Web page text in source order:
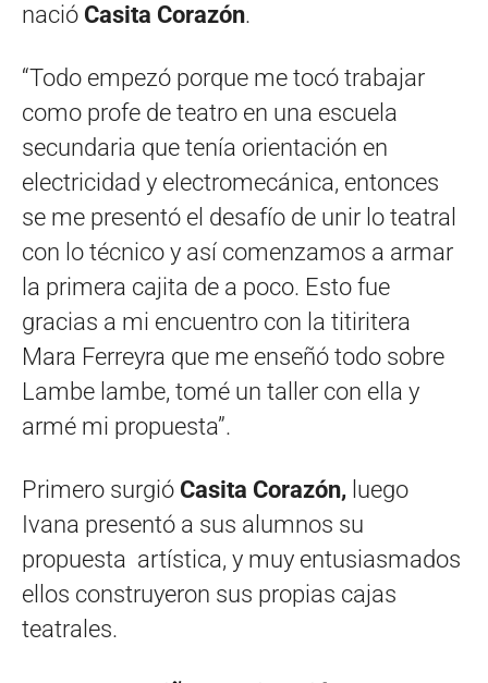
nació Casita Corazón.
“Todo empezó porque me tocó trabajar
como profe de teatro en una escuela
secundaria que tenía orientación en
electricidad y electromecánica, entonces
se me presentó el desafío de unir lo teatral
con lo técnico y así comenzamos a armar
la primera cajita de a poco. Esto fue
gracias a mi encuentro con la titiritera
Mara Ferreyra que me enseñó todo sobre
Lambe lambe, tomé un taller con ella y
armé mi propuesta”.
Primero surgió Casita Corazón, luego
Ivana presentó a sus alumnos su
propuesta artística, y muy entusiasmados
ellos construyeron sus propias cajas
teatrales.